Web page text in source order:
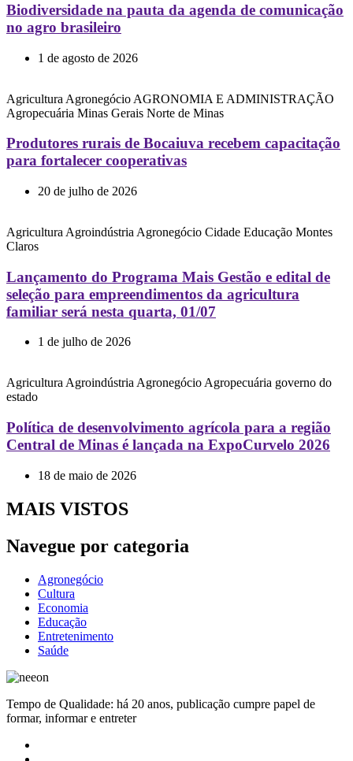
Biodiversidade na pauta da agenda de comunicação
no agro brasileiro
1 de agosto de 2026
Agricultura Agronegócio AGRONOMIA E ADMINISTRAÇÃO
Agropecuária Minas Gerais Norte de Minas
Produtores rurais de Bocaiuva recebem capacitação
para fortalecer cooperativas
20 de julho de 2026
Agricultura Agroindústria Agronegócio Cidade Educação Montes
Claros
Lançamento do Programa Mais Gestão e edital de
seleção para empreendimentos da agricultura
familiar será nesta quarta, 01/07
1 de julho de 2026
AgriculturaAgroindústriaAgronegócioAgropecuária governo do
estado
Política de desenvolvimento agrícola para a região
Central de Minas é lançada na ExpoCurvelo 2026
18 de maio de 2026
MAIS VISTOS
Navegue por categoria
Agronegócio
Cultura
Economia
Educação
Entretenimento
Saúde
Tempo de Qualidade: há 20 anos, publicação cumpre papel de
formar, informar e entreter